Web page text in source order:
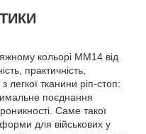
кольорі MM14 від
практичність,
легкої тканини ріп-стоп:
поєднання
Саме такої
для військових у